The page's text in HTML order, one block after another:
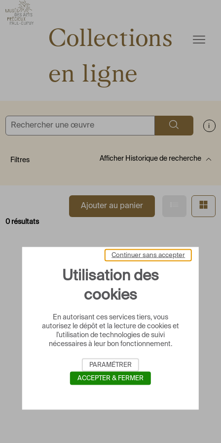
Accèder directement au contenu
Accèder directement au contenu
Collections
en ligne
Ouvrir
Rechercher
Filtres AfficherHistorique de recherche
0 résultats
Ajouter au panier Afficher
Utilisation des
cookies
En autorisant ces services tiers, vous
autorisez le dépôt et la lecture de cookies et
l'utilisation de technologies de suivi
nécessaires à leur bon fonctionnement.
Continuer sans accepter
PARAMÉTRER
ACCEPTER & FERMER